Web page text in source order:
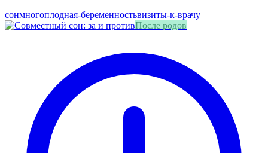
сонмногоплодная-беременностьвизиты-к-врачу
После родов